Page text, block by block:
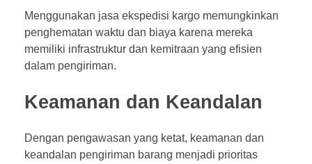
Menggunakan jasa ekspedisi kargo memungkinkan
penghematan waktu dan biaya karena mereka
memiliki infrastruktur dan kemitraan yang efisien
dalam pengiriman.
Keamanan dan Keandalan
Dengan pengawasan yang ketat, keamanan dan
keandalan pengiriman barang menjadi prioritas